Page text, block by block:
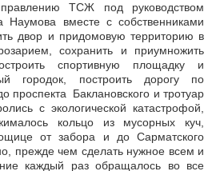
ТСЖ под руководством
Наумова вместе с собственниками
двор и придомовую территорию в
сохранить и приумножить
спортивную площадку и
городок, построить дорогу по
проспекта Баклановского и тротуар
с экологической катастрофой,
кольцо из мусорных куч,
от забора и до Сарматского
прежде чем сделать нужное всем и
каждый раз обращалось во все